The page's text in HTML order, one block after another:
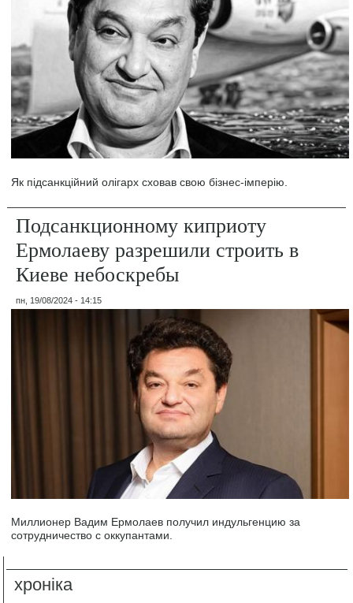
Як підсанкційний олігарх сховав свою бізнес-імперію.
Подсанкционному киприоту
Ермолаеву разрешили строить в
Киеве небоскребы
пн, 19/08/2024 - 14:15
Миллионер Вадим Ермолаев получил индульгенцию за
сотрудничество с оккупантами.
хроніка